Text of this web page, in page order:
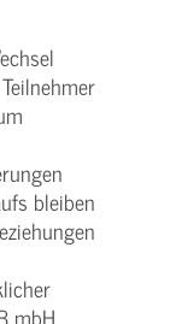
bleiben